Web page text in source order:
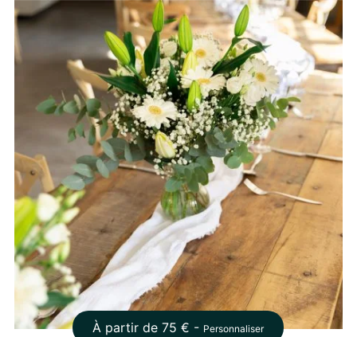
À partir de75 € - Personnaliser